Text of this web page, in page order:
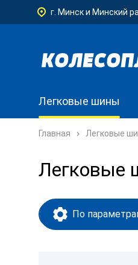
г. Минск и Минский
Легковые шины
Главная Легковые
Легковые
По